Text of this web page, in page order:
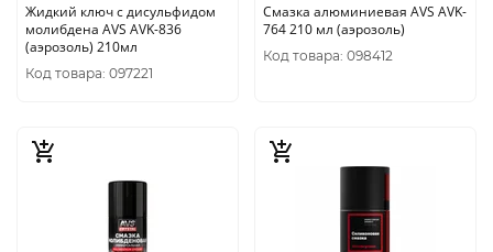
Жидкий ключ с дисульфидом
молибдена AVS AVK-836
(аэрозоль) 210мл
Код товара: 097221
Смазка алюминиевая AVS AVK-
764 210 мл (аэрозоль)
Код товара: 098412